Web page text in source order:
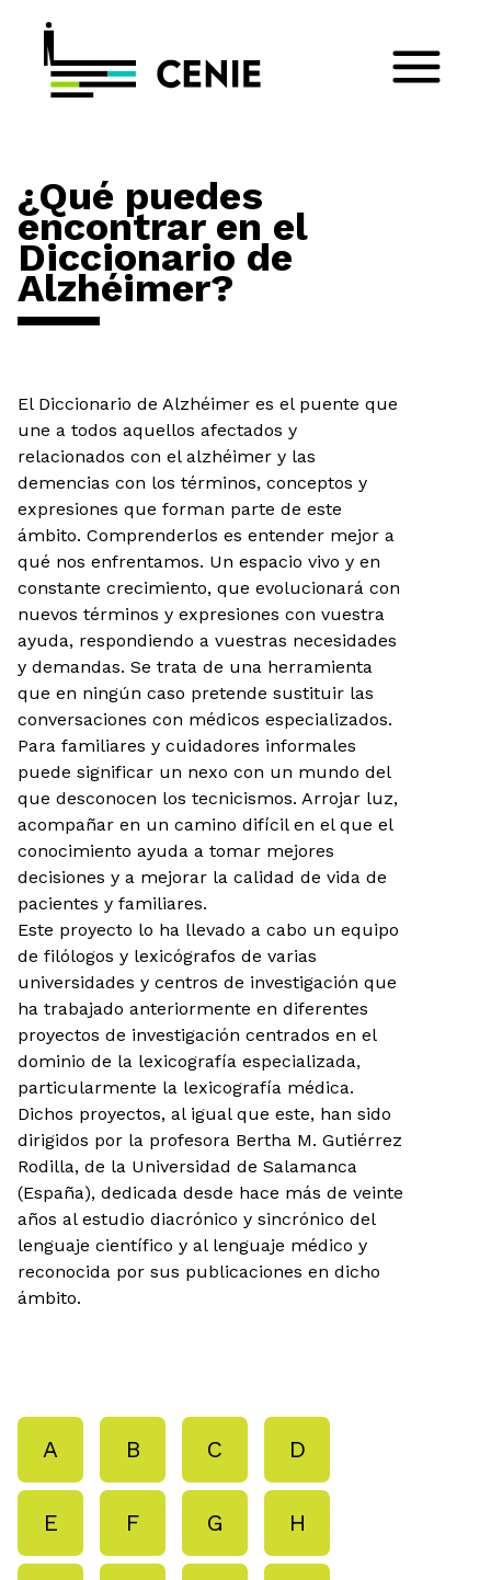
¿Qué puedes
encontrar en el
Diccionario de
Alzhéimer?
El Diccionario de Alzhéimer es el puente que
une a todos aquellos afectados y
relacionados con el alzhéimer y las
demencias con los términos, conceptos y
expresiones que forman parte de este
ámbito. Comprenderlos es entender mejor a
qué nos enfrentamos. Un espacio vivo y en
constante crecimiento, que evolucionará con
nuevos términos y expresiones con vuestra
ayuda, respondiendo a vuestras necesidades
y demandas. Se trata de una herramienta
que en ningún caso pretende sustituir las
conversaciones con médicos especializados.
Para familiares y cuidadores informales
puede significar un nexo con un mundo del
que desconocen los tecnicismos. Arrojar luz,
acompañar en un camino difícil en el que el
conocimiento ayuda a tomar mejores
decisiones y a mejorar la calidad de vida de
pacientes y familiares.
Este proyecto lo ha llevado a cabo un equipo
de filólogos y lexicógrafos de varias
universidades y centros de investigación que
ha trabajado anteriormente en diferentes
proyectos de investigación centrados en el
dominio de la lexicografía especializada,
particularmente la lexicografía médica.
Dichos proyectos, al igual que este, han sido
dirigidos por la profesora Bertha M. Gutiérrez
Rodilla, de la Universidad de Salamanca
(España), dedicada desde hace más de veinte
años al estudio diacrónico y sincrónico del
lenguaje científico y al lenguaje médico y
reconocida por sus publicaciones en dicho
ámbito.
A B C D
E F G H